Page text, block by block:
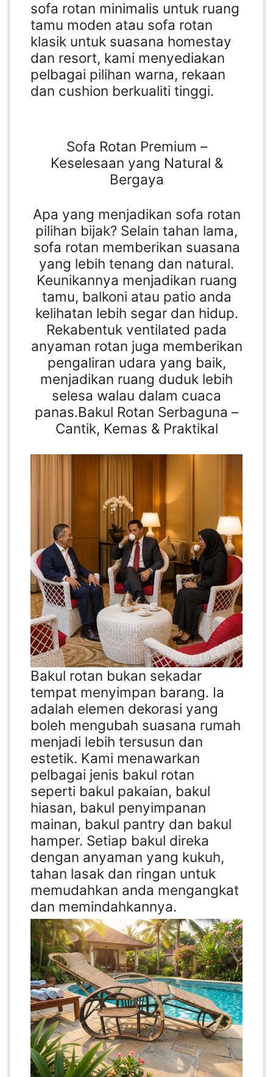
sofa rotan minimalis untuk ruang
tamu moden atau sofa rotan
klasik untuk suasana homestay
dan resort, kami menyediakan
pelbagai pilihan warna, rekaan
dan cushion berkualiti tinggi.
Sofa Rotan Premium –
Keselesaan yang Natural &
Bergaya
Apa yang menjadikan sofa rotan
pilihan bijak? Selain tahan lama,
sofa rotan memberikan suasana
yang lebih tenang dan natural.
Keunikannya menjadikan ruang
tamu, balkoni atau patio anda
kelihatan lebih segar dan hidup.
Rekabentuk ventilated pada
anyaman rotan juga memberikan
pengaliran udara yang baik,
menjadikan ruang duduk lebih
selesa walau dalam cuaca
panas.Bakul Rotan Serbaguna –
Cantik, Kemas & Praktikal
Bakul rotan bukan sekadar
tempat menyimpan barang. Ia
adalah elemen dekorasi yang
boleh mengubah suasana rumah
menjadi lebih tersusun dan
estetik. Kami menawarkan
pelbagai jenis bakul rotan
seperti bakul pakaian, bakul
hiasan, bakul penyimpanan
mainan, bakul pantry dan bakul
hamper. Setiap bakul direka
dengan anyaman yang kukuh,
tahan lasak dan ringan untuk
memudahkan anda mengangkat
dan memindahkannya.